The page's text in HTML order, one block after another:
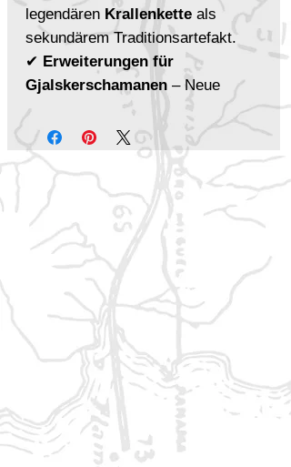
legendären Krallenkette als
sekundärem Traditionsartefakt.
✔ Erweiterungen für
Gjalskerschamanen – Neue
Liturgien, zusätzliche Fähigkeiten
für die
Knochenkeule
und der
Geisterfetisch
als zeremonieller
Fokus.
Bestiarium der Tiergeist-
Patrone
– Enthält Spielwerte für
bisher fehlende Tiergeister,
ergänzt um das imposante
Mammut
und den
furchterregenden
Säbelzahntiger
✔
Fokusregeln &
Hochlandspiele– Detaillierte
Regeln zur Tierabrichtung und das
actiongeladene
Palenkel
, das
traditionelle Spiel der Gjalsker.